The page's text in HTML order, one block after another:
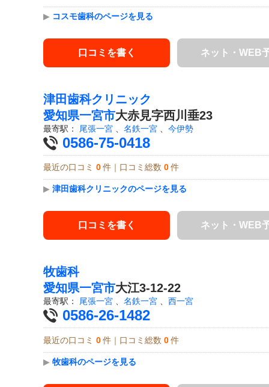
▶ コスモ歯科のページを見る
口コミを書く ネット・WEB
津田歯科クリニック
愛知県一宮市大赤見字西川垂23
最寄駅： 尾張一宮 名鉄一宮 今伊勢
0586-75-0418
最近の口コミ 0 件｜口コミ総数 0 件
▶ 津田歯科クリニックのページを見る
口コミを書く ネット・WEB
牧歯科
愛知県一宮市大江3-12-22
最寄駅： 尾張一宮 、 名鉄一宮 、 西一宮
0586-26-1482
最近の口コミ 0 件｜口コミ総数 0 件
▶ 牧歯科のページを見る